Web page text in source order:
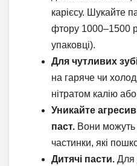
карієсу. Шукайте
фтору 1000–1500
упаковці).
Для чутливих
на гаряче чи
нітратом калію
Уникайте
паст. Вони можуть
частинки, які
Дитячі пасти. Для